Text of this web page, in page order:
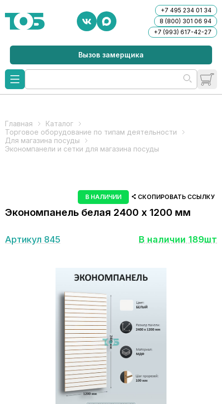
+7 495 234 01 34
8 (800) 301 06 94
+7 (993) 617-42-27
Вызов замерщика
Главная
Каталог
Торговое оборудование по типам деятельности
Для магазина посуды
Экономпанели и сетки для магазина посуды
В НАЛИЧИИ СКОПИРОВАТЬ ССЫЛКУ
Экономпанель белая 2400 х 1200 мм
Артикул 845 В наличии 189шт